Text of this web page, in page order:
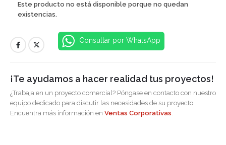
Este producto no está disponible porque no quedan
existencias.
Consultar por WhatsApp
¡Te ayudamos a hacer realidad tus proyectos!
¿Trabaja en un proyecto comercial? Póngase en contacto con nuestro
equipo dedicado para discutir las necesidades de su proyecto.
Encuentra más información en Ventas Corporativas.